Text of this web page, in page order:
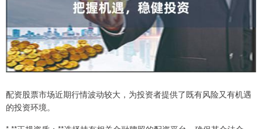
配资股票市场近期行情波动较大，为投资者提供了既有风险又有机遇
的投资环境。